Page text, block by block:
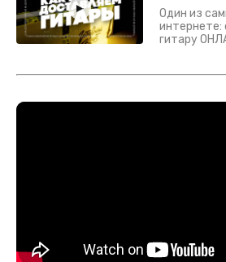
Один из
интернете:
гитару ОНЛАЙН? Хм,